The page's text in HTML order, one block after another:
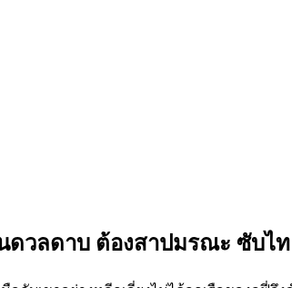
นดวลดาบ ต้องสาปมรณะ ซับไ